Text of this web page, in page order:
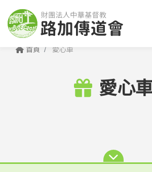
首頁 愛心車
愛心